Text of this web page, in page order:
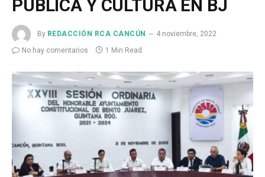
PÚBLICA Y CULTURA EN BJ
By REDACCIÓN RCA CANCÚN
4 noviembre, 2022
No hay comentarios
1 Min Read